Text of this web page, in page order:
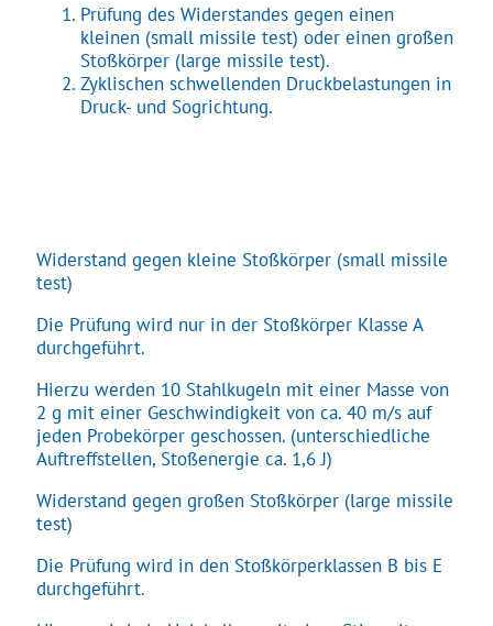
Prüfung des Widerstandes gegen einen
kleinen (small missile test) oder einen großen
Stoßkörper (large missile test).
Zyklischen schwellenden Druckbelastungen in
Druck- und Sogrichtung.
Widerstand gegen kleine Stoßkörper (small missile
test)
Die Prüfung wird nur in der Stoßkörper Klasse A
durchgeführt.
Hierzu werden 10 Stahlkugeln mit einer Masse von
2 g mit einer Geschwindigkeit von ca. 40 m/s auf
jeden Probekörper geschossen. (unterschiedliche
Auftreffstellen, Stoßenergie ca. 1,6 J)
Widerstand gegen großen Stoßkörper (large missile
test)
Die Prüfung wird in den Stoßkörperklassen B bis E
durchgeführt.